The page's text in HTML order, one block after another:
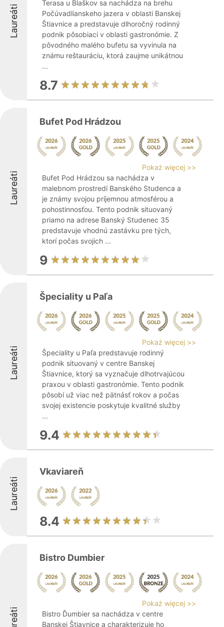
Laureáti
Terasa u Blaškov sa nachádza na brehu
Počúvadlianskeho jazera v oblasti Banskej
Štiavnice a predstavuje dlhoročný rodinný
podnik pôsobiaci v oblasti gastronómie. Z
pôvodného malého bufetu sa vyvinula na
známu reštauráciu, ktorá zaujme unikátnou
...
8.7
Laureáti
Bufet Pod Hrádzou
Pokaż więcej >>
Bufet Pod Hrádzou sa nachádza v
malebnom prostredí Banského Studenca a
je známy svojou príjemnou atmosférou a
pohostinnosťou. Tento podnik situovaný
priamo na adrese Banský Studenec 35
predstavuje vhodnú zastávku pre tých,
ktorí počas svojich ...
9
Laureáti
Špeciality u Paľa
Pokaż więcej >>
Špeciality u Paľa predstavuje rodinný
podnik situovaný v centre Banskej
Štiavnice, ktorý sa vyznačuje dlhotrvajúcou
praxou v oblasti gastronómie. Tento podnik
pôsobí už viac než pätnásť rokov a počas
svojej existencie poskytuje kvalitné služby
...
9.4
Laureáti
Vkaviareň
8.4
Bistro Dumbier
Pokaż więcej >>
Bistro Ďumbier sa nachádza v centre
Banskej Štiavnice a charakterizuje ho